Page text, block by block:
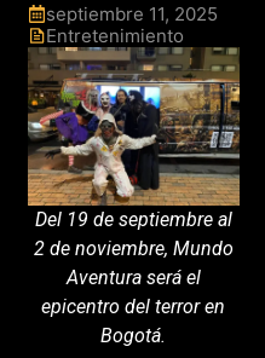
septiembre 11, 2025
Entretenimiento
Del 19 de septiembre al
2 de noviembre, Mundo
Aventura será el
epicentro del terror en
Bogotá.